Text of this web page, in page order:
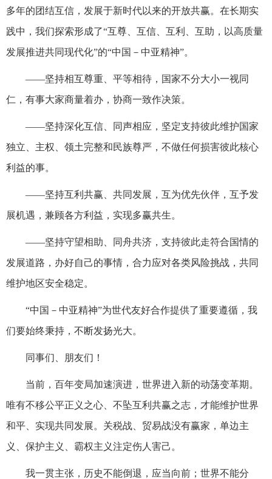
多年的团结互信，发展于新时代以来的开放共赢。在长期实
践中，我们探索形成了“互尊、互信、互利、互助，以高质量
发展推进共同现代化”的“中国－中亚精神”。
——坚持相互尊重、平等相待，国家不分大小一视同
仁，有事大家商量着办，协商一致作决策。
——坚持深化互信、同声相应，坚定支持彼此维护国家
独立、主权、领土完整和民族尊严，不做任何损害彼此核心
利益的事。
——坚持互利共赢、共同发展，互为优先伙伴，互予发
展机遇，兼顾各方利益，实现多赢共生。
——坚持守望相助、同舟共济，支持彼此走符合国情的
发展道路，办好自己的事情，合力应对各类风险挑战，共同
维护地区安全稳定。
“中国－中亚精神”为世代友好合作提供了重要遵循，我
们要始终秉持，不断发扬光大。
同事们、朋友们！
当前，百年变局加速演进，世界进入新的动荡变革期。
唯有不移公平正义之心、不坠互利共赢之志，才能维护世界
和平、实现共同发展。关税战、贸易战没有赢家，单边主
义、保护主义、霸权主义注定伤人害己。
我一贯主张，历史不能倒退，应当向前；世界不能分